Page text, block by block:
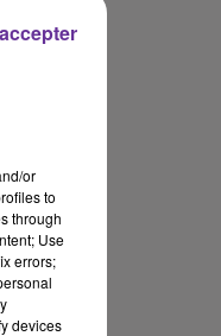
or
to
through
Use
errors;
devices